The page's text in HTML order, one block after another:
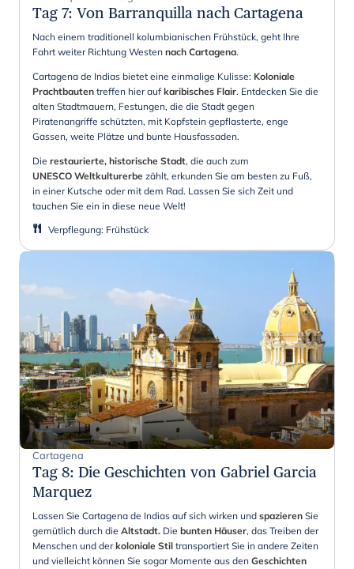
Tag 7: Von Barranquilla nach Cartagena
Nach einem traditionell kolumbianischen Frühstück, geht Ihre
Fahrt weiter Richtung Westen nach Cartagena.
Cartagena de Indias bietet eine einmalige Kulisse: Koloniale
Prachtbauten treffen hier aufkaribisches Flair. Entdecken Sie die
alten Stadtmauern, Festungen, die die Stadt gegen
Piratenangriffe schützten, mit Kopfstein gepflasterte, enge
Gassen, weite Plätze und bunte Hausfassaden.
Die restaurierte, historische Stadt, die auch zum
UNESCO Weltkulturerbe zählt, erkunden Sie am besten zu Fuß,
in einer Kutsche oder mit dem Rad. Lassen Sie sich Zeit und
tauchen Sie ein in diese neue Welt!
Verpflegung: Frühstück
Cartagena
Tag 8: Die Geschichten von Gabriel Garcia
Marquez
Lassen Sie Cartagena de Indias auf sich wirken und spazieren Sie
gemütlich durch die Altstadt. Die bunten Häuser, das Treiben der
Menschen und derkoloniale Stil transportiert Sie in andere Zeiten
und vielleicht können Sie sogar Momente aus den Geschichten